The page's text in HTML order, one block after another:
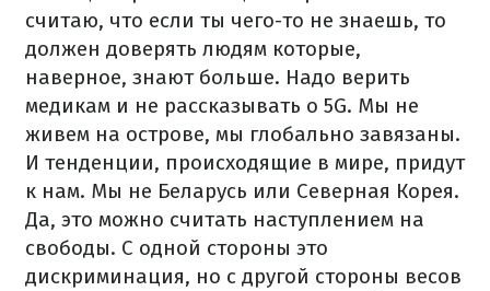
считаю, что если ты чего-то не знаешь, то
должен доверять людям которые,
наверное, знают больше. Надо верить
медикам и не рассказывать о 5G. Мы не
живем на острове, мы глобально завязаны.
И тенденции, происходящие в мире, придут
к нам. Мы не Беларусь или Северная Корея.
Да, это можно считать наступлением на
свободы. С одной стороны это
дискриминация, но с другой стороны весов